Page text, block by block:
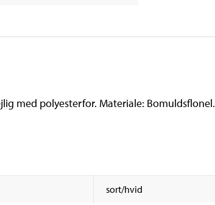
med polyesterfor. Materiale: Bomuldsflonel.
sort/hvid